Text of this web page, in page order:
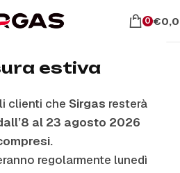
estiva
clienti che Sirgas resterà
al 23 agosto 2026
regolarmente lunedì
0 €